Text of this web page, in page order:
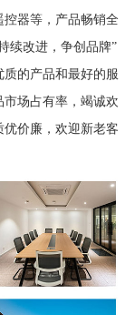
器等，产品畅销全
续改进，争创品牌”
的产品和最好的服
场占有率，竭诚欢
价廉，欢迎新老客